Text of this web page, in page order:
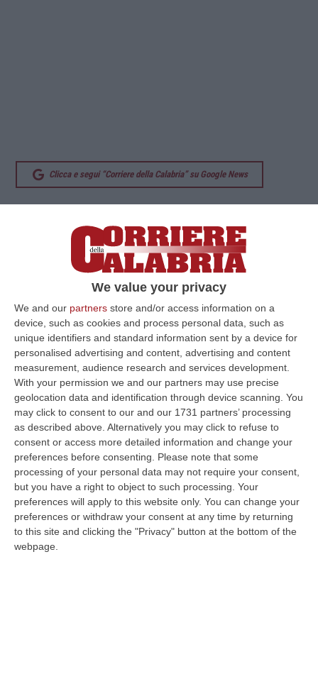
We value your privacy
We and our partners store and/or access information on a
device, such as cookies and process personal data, such as
unique identifiers and standard information sent by a device for
personalised advertising and content, advertising and content
measurement, audience research and services development.
With your permission we and our partners may use precise
geolocation data and identification through device scanning. You
may click to consent to our and our 1731 partners’ processing
as described above. Alternatively you may click to refuse to
consent or access more detailed information and change your
preferences before consenting.
Please note that some
processing of your personal data may not require your consent,
but you have a right to object to such processing. Your
preferences will apply to this website only. You can change your
preferences or withdraw your consent at any time by returning
to this site and clicking the "Privacy" button at the bottom of the
webpage.
Clicca e segui “Corriere della Calabria” su Google News
procuratore generale presso la Corte
d`appello di Ancona, Vincenzo Macrì, sul
rapporto tra proibizionismo e criminalità
organizzata, ha determinato una serie di
repliche che non hanno mai affrontato il
tema nel merito. Il magistrato, tornando a
parlare dell`argomento, ha espresso la sua
delusione per l`incapacità di elevare il tono
della discussione. «Devo rilevare che
nessuna delle reazioni ha dato una risposta
nel merito alla mia analisi sui temi del
proibizionismo e della mafia. In linea
generale le risposte si sono limitate ad
insulti, che rivelano solamente la mancanza
di argomenti validi», ha spiegato Macrì, che
aveva affrontato la delicata questione